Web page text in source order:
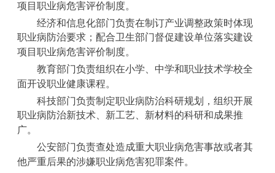
项目职业病危害评价制度。
经济和信息化部门负责在制订产业调整政策时体现
职业病防治要求；配合卫生部门督促建设单位落实建设
项目职业病危害评价制度。
教育部门负责组织在小学、中学和职业技术学校全
面开设职业健康课程。
科技部门负责制定职业病防治科研规划，组织开展
职业病防治新技术、新工艺、新材料的科研和成果推
广。
公安部门负责查处造成重大职业病危害事故或者其
他严重后果的涉嫌职业病危害犯罪案件。